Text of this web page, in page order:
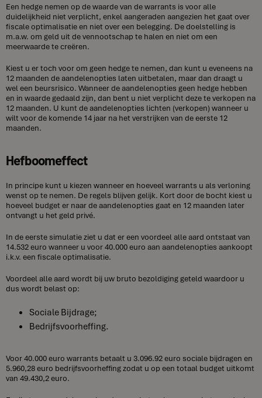
Een hedge nemen op de waarde van de warrants is voor alle
duidelijkheid niet verplicht, enkel aangeraden aangezien het gaat over
fiscale optimalisatie en niet over een belegging. De doelstelling is
m.a.w. om geld uit de vennootschap te halen en niet om een
meerwaarde te creëren.
Kiest u er toch voor om geen hedge te nemen, dan kunt u eveneens na
12 maanden de aandelenopties laten uitbetalen, maar dan draagt u
wel een beursrisico. Wanneer de aandelenopties geen hedge hebben
en in waarde gedaald zijn, dan bent u niet verplicht deze te verkopen na
12 maanden. U kunt de aandelenopties lichten (verkopen) wanneer u
wilt voor de komende 14 jaar na het verstrijken van de eerste 12
maanden.
Hefboomeffect
In principe kunt u kiezen wanneer en hoeveel warrants u als verloning
wenst op te nemen. De regels blijven gelijk. Kort door de bocht kiest u
hoeveel budget er naar de aandelenopties gaat en 12 maanden later
ontvangt u het geld privé.
In de eerste simulatie ziet u dat er een voordeel alle aard ontstaat van
14.532 euro wanneer u voor 40.000 euro aan aandelenopties aankoopt
i.k.v. een fiscale optimalisatie.
Voordeel alle aard wordt bij uw bruto bezoldiging geteld waardoor u
dus wordt belast op:
Sociale Bijdrage;
Bedrijfsvoorheffing.
Voor 40.000 euro warrants betaalt u 3.096.92 euro sociale bijdragen en
5.960,28 euro bedrijfsvoorheffing zodat u op een totaal budget uitkomt
van 49.430,2 euro.